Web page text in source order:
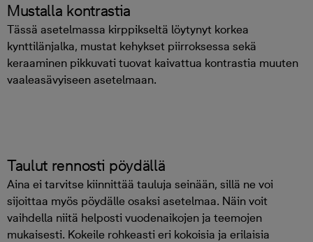
Mustalla kontrastia
Tässä asetelmassa kirppikseltä löytynyt korkea
kynttilänjalka, mustat kehykset piirroksessa sekä
keraaminen pikkuvati tuovat kaivattua kontrastia muuten
vaaleasävyiseen asetelmaan.
Taulut rennosti pöydällä
Aina ei tarvitse kiinnittää tauluja seinään, sillä ne voi
sijoittaa myös pöydälle osaksi asetelmaa. Näin voit
vaihdella niitä helposti vuodenaikojen ja teemojen
mukaisesti. Kokeile rohkeasti eri kokoisia ja erilaisia